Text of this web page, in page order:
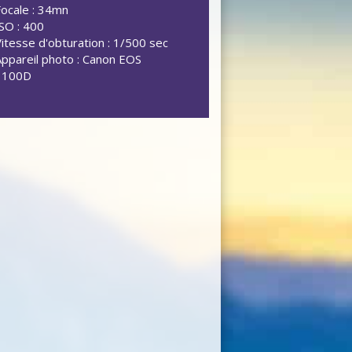
: 34mn
: 400
d'obturation : 1/500 sec
photo : Canon EOS